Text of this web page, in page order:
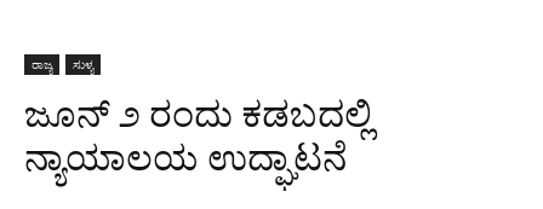
ರಾಜ್ಯ ಸುಳ್ಯ
ಜೂನ್ ೨ ರಂದು ಕಡಬದಲ್ಲಿ
ನ್ಯಾಯಾಲಯ ಉದ್ಘಾಟನೆ